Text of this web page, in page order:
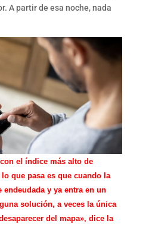
A partir de esa noche, nada
el índice más alto de
que pasa es que cuando la
endeudada y ya entra en un
solución, a veces la única
del mapa», dice la